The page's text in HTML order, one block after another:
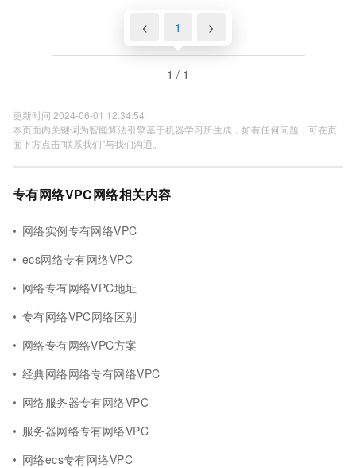
< 1 >
1 / 1
更新时间 2024-06-01 12:34:54
本页面内关键词为智能算法引擎基于机器学习所生成，如有任何问题，可在页
面下方点击"联系我们"与我们沟通。
专有网络VPC网络相关内容
网络实例专有网络VPC
ecs网络专有网络VPC
网络专有网络VPC地址
专有网络VPC网络区别
网络专有网络VPC方案
经典网络网络专有网络VPC
网络服务器专有网络VPC
服务器网络专有网络VPC
网络ecs专有网络VPC